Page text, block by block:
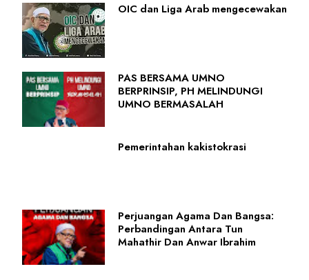
OIC dan Liga Arab mengecewakan
PAS BERSAMA UMNO
BERPRINSIP, PH MELINDUNGI
UMNO BERMASALAH
Pemerintahan kakistokrasi
Perjuangan Agama Dan Bangsa:
Perbandingan Antara Tun
Mahathir Dan Anwar Ibrahim